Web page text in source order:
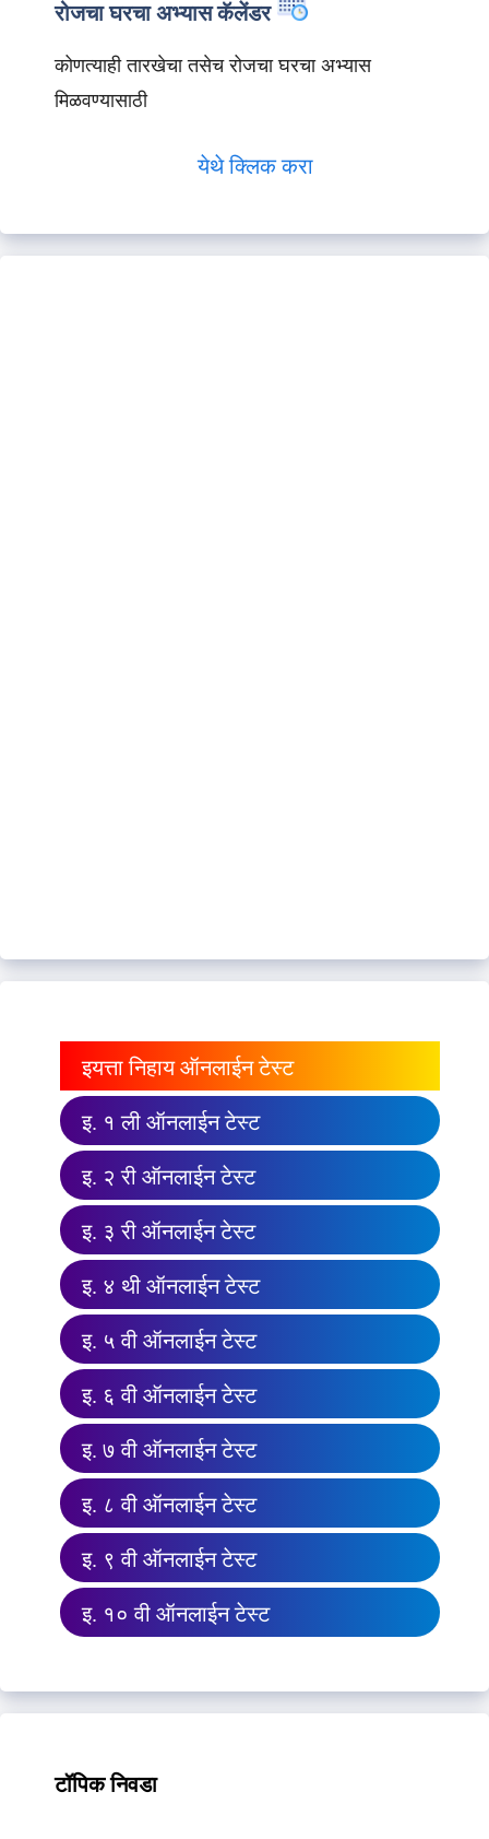
रोजचा घरचा अभ्यास कॅलेंडर
कोणत्याही तारखेचा तसेच रोजचा घरचा अभ्यास
मिळवण्यासाठी
येथे क्लिक करा
इयत्ता निहाय ऑनलाईन टेस्ट
इ. १ ली ऑनलाईन टेस्ट
इ. २ री ऑनलाईन टेस्ट
इ. ३ री ऑनलाईन टेस्ट
इ. ४ थी ऑनलाईन टेस्ट
इ. ५ वी ऑनलाईन टेस्ट
इ. ६ वी ऑनलाईन टेस्ट
इ. ७ वी ऑनलाईन टेस्ट
इ. ८ वी ऑनलाईन टेस्ट
इ. ९ वी ऑनलाईन टेस्ट
इ. १० वी ऑनलाईन टेस्ट
टॉपिक निवडा